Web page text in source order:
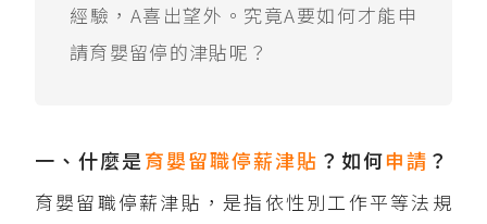
經驗，A喜出望外。究竟A要如何才能申
請育嬰留停的津貼呢？
一、什麼是育嬰留職停薪津貼 ？如何申請 ？
育嬰留職停薪津貼，是指依性別工作平等法規